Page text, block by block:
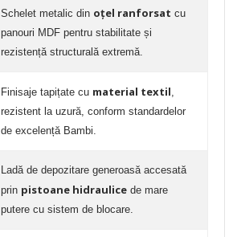
Schelet metalic din oțel ranforsat cu
panouri MDF pentru stabilitate și
rezistență structurală extremă.
Finisaje tapițate cu material textil
rezistent la uzură, conform standardelor
de excelență Bambi.
Ladă de depozitare generoasă accesată
prin pistoane hidraulice de mare
putere cu sistem de blocare.